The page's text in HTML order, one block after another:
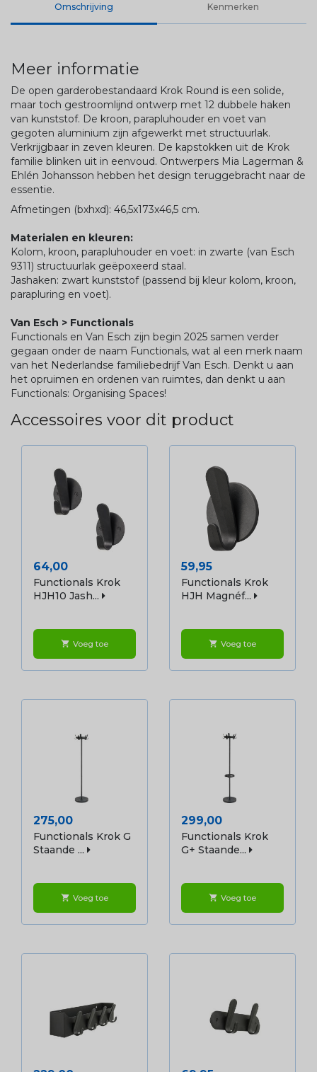
Omschrijving Kenmerken
Meer informatie
De open garderobestandaard Krok Round is een solide,
maar toch gestroomlijnd ontwerp met 12 dubbele haken
van kunststof. De kroon, parapluhouder en voet van
gegoten aluminium zijn afgewerkt met structuurlak.
Verkrijgbaar in zeven kleuren. De kapstokken uit de Krok
familie blinken uit in eenvoud. Ontwerpers Mia Lagerman &
Ehlén Johansson hebben het design teruggebracht naar de
essentie.
Afmetingen (bxhxd): 46,5x173x46,5 cm.
Materialen en kleuren:
Kolom, kroon, parapluhouder en voet: in zwarte (van Esch
9311) structuurlak geëpoxeerd staal.
Jashaken: zwart kunststof (passend bij kleur kolom, kroon,
parapluring en voet).
Van Esch > Functionals
Functionals en Van Esch zijn begin 2025 samen verder
gegaan onder de naam Functionals, wat al een merk naam
van het Nederlandse familiebedrijf Van Esch. Denkt u aan
het opruimen en ordenen van ruimtes, dan denkt u aan
Functionals: Organising Spaces!
Accessoires voor dit product
Prijs
64,00
Functionals Krok
HJH10 Jash...
shopping_cart Voeg toe
Prijs
59,95
Functionals Krok
HJH Magnéf...
shopping_cart Voeg toe
Prijs
275,00
Functionals Krok G
Staande ...
shopping_cart Voeg toe
Prijs
299,00
Functionals Krok
G+ Staande...
shopping_cart Voeg toe